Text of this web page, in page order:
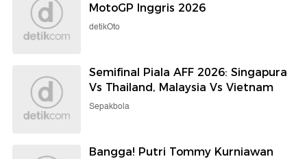
MotoGP Inggris 2026
detikOto
Semifinal Piala AFF 2026: Singapura
Vs Thailand, Malaysia Vs Vietnam
Sepakbola
Bangga! Putri Tommy Kurniawan